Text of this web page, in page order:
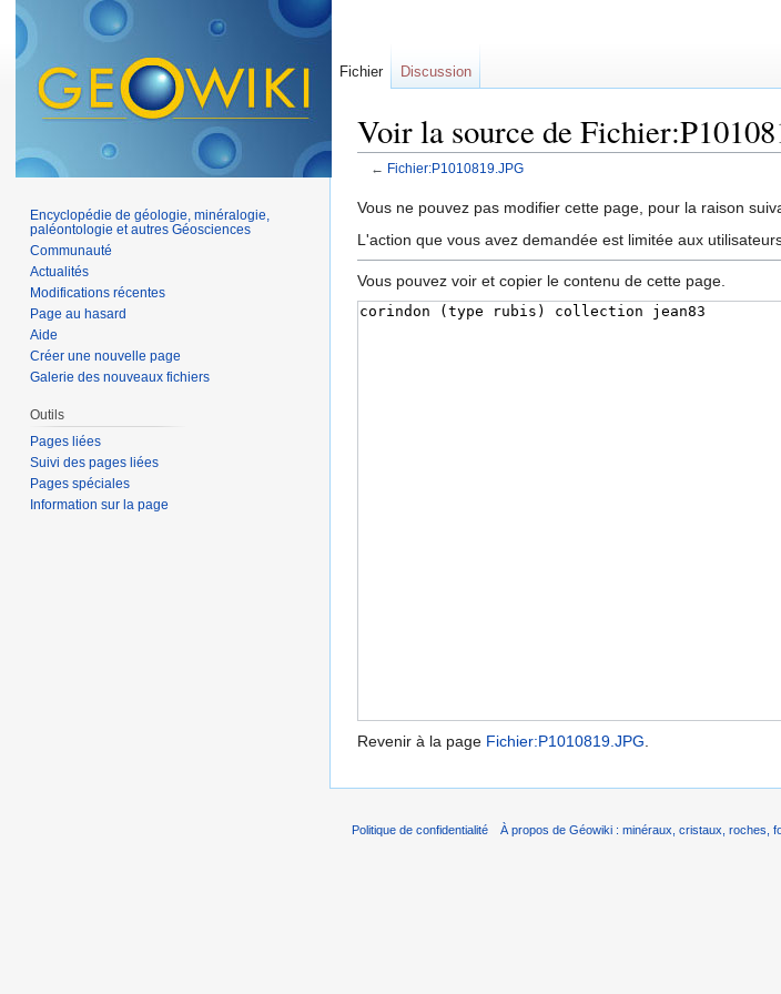
Voir la source de
← Fichier:P1010819.JPG
Vous ne pouvez pas modifier cette page, pour la raison
L'action que vous avez demandée est limitée aux
Vous pouvez voir et copier le contenu de cette page.
Revenir à la page Fichier:P1010819.JPG.
Fichier Discussion
Encyclopédie de géologie, minéralogie,
paléontologie et autres Géosciences
Communauté
Actualités
Modifications récentes
Page au hasard
Aide
Créer une nouvelle page
Galerie des nouveaux fichiers
Outils
Pages liées
Suivi des pages liées
Pages spéciales
Information sur la page
Politique de confidentialité À propos de Géowiki : minéraux, cristaux, roches,